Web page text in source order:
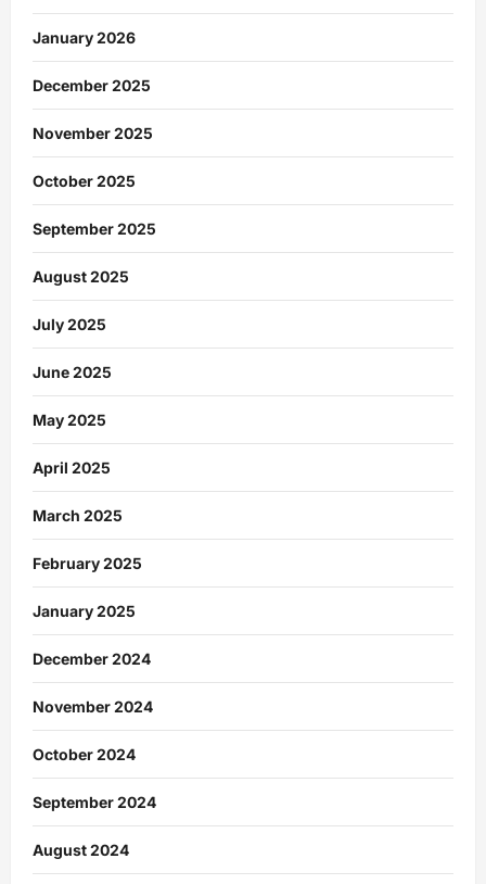
January 2026
December 2025
November 2025
October 2025
September 2025
August 2025
July 2025
June 2025
May 2025
April 2025
March 2025
February 2025
January 2025
December 2024
November 2024
October 2024
September 2024
August 2024